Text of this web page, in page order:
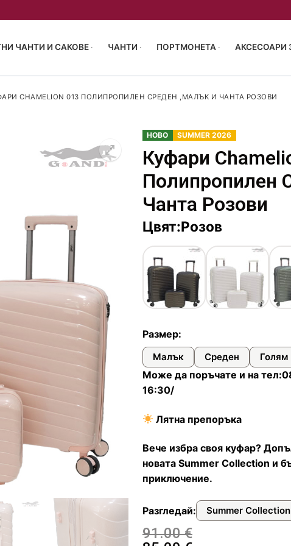
ЧАНТИ И САКОВЕ ЧАНТИ ПОРТМОНЕТА АКСЕСОАРИ
40/23 см
сакове
чантикожа
и водоустойчиви
и документи
пътуване
на куфари
пътнически бутилки
куфари
CHAMELION 013 ПОЛИПРОПИЛЕН СРЕДЕН ,МАЛЪК И ЧАНТА РОЗОВИ
НОВО SUMMER 2026
Куфари
Полипропилен
Чанта Розови
Цвят:Розов
Размер:
Малък Среден Голям
Може да поръчате и на
16:30/
Лятна препоръка
Вече избра своя куфар?
новата Summer Collection и
приключение.
Разгледай: Summer Collection
91.00€